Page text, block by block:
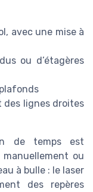
avec une mise à
ou d’étagères
des lignes droites
de temps est
ou
à bulle : le laser
des repères